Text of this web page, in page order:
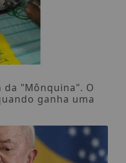
da "Mônquina". O
ganha uma